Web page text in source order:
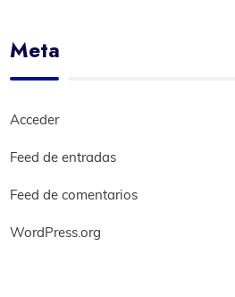
Meta
Acceder
Feed de entradas
Feed de comentarios
WordPress.org